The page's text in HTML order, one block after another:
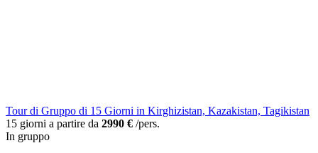
Tour di Gruppo di 15 Giorni in Kirghizistan, Kazakistan, Tagikistan
15 giorni a partire da 2990 € /pers.
In gruppo